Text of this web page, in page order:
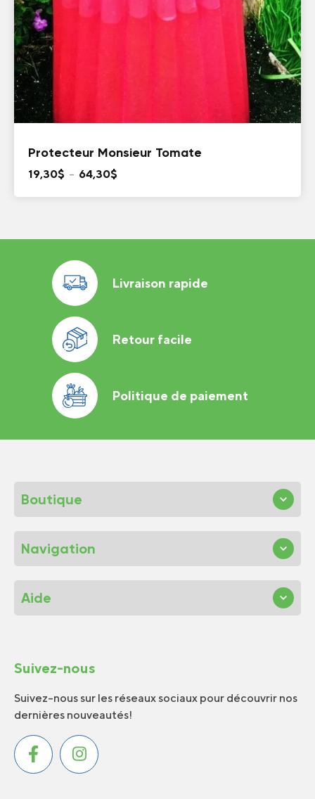
Protecteur Monsieur Tomate
19,30$ – 64,30$
à
Livraison rapide
Retour facile
Politique de paiement
Boutique
Navigation
Aide
Suivez-nous
Suivez-nous sur les réseaux sociaux pour découvrir nos
dernières nouveautés!